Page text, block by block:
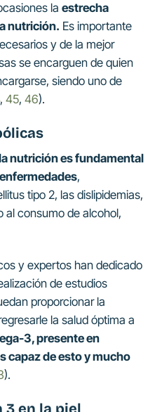
la estrecha
nutrición. Es importante
y de la mejor
se encarguen de quien
siendo uno de
, 45, 46).
nutrición es fundamental
,
tipo 2, las dislipidemias,
al consumo de alcohol,
y expertos han dedicado
de estudios
proporcionar la
la salud óptima a
3, presente en
capaz de esto y mucho
).
3 en la piel